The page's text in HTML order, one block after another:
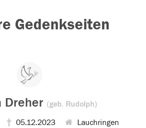
Gedenkseiten
Dreher (geb. Rudolph)
05.12.2023 Lauchringen